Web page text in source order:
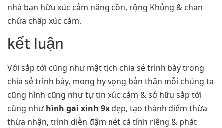
nhà bạn hữu xúc cảm năng cồn, rộng Khủng & chan
chứa chấp xúc cảm.
kết luận
Với sắp tới cũng như mật tịch chia sẻ trình bày trong
chia sẻ trình bày, mong hy vọng bản thân mỗi chúng ta
cũng hình cũng như tự tin xúc cảm & sở hữu sắp tới
cũng nhưhình gai xinh 9x đẹp, tạo thành điểm thừa
thừa nhận, trình diễn đậm nét cá tính riêng & phát